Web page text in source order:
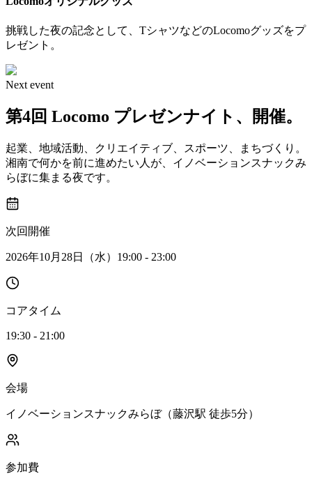
挑戦した夜の記念として、TシャツなどのLocomoグッズをプ
レゼント。
Next event
第4回 Locomo プレゼンナイト、 開催。
起業、地域活動、クリエイティブ、スポーツ、まちづくり。
湘南で何かを前に進めたい人が、イノベーションスナックみ
らぼに集まる夜です。
次回開催
2026年10月28日（水）19:00 - 23:00
コアタイム
19:30 - 21:00
会場
イノベーションスナックみらぼ（藤沢駅 徒歩5分）
参加費